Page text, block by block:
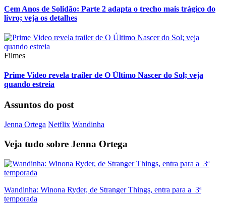
Cem Anos de Solidão: Parte 2 adapta o trecho mais trágico do
livro; veja os detalhes
Filmes
Prime Video revela trailer de O Último Nascer do Sol; veja
quando estreia
Assuntos do post
Jenna Ortega Netflix Wandinha
Veja tudo sobre Jenna Ortega
Wandinha: Winona Ryder, de Stranger Things, entra para a 3ª
temporada